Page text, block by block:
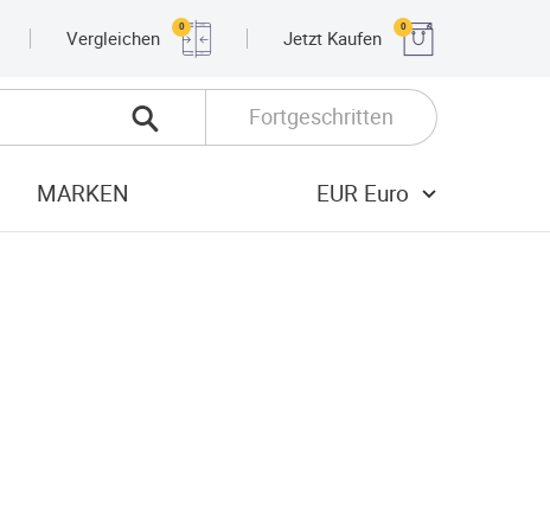
Vergleichen
0
Jetzt Kaufen
0
Fortgeschritten
MARKEN EUR Euro